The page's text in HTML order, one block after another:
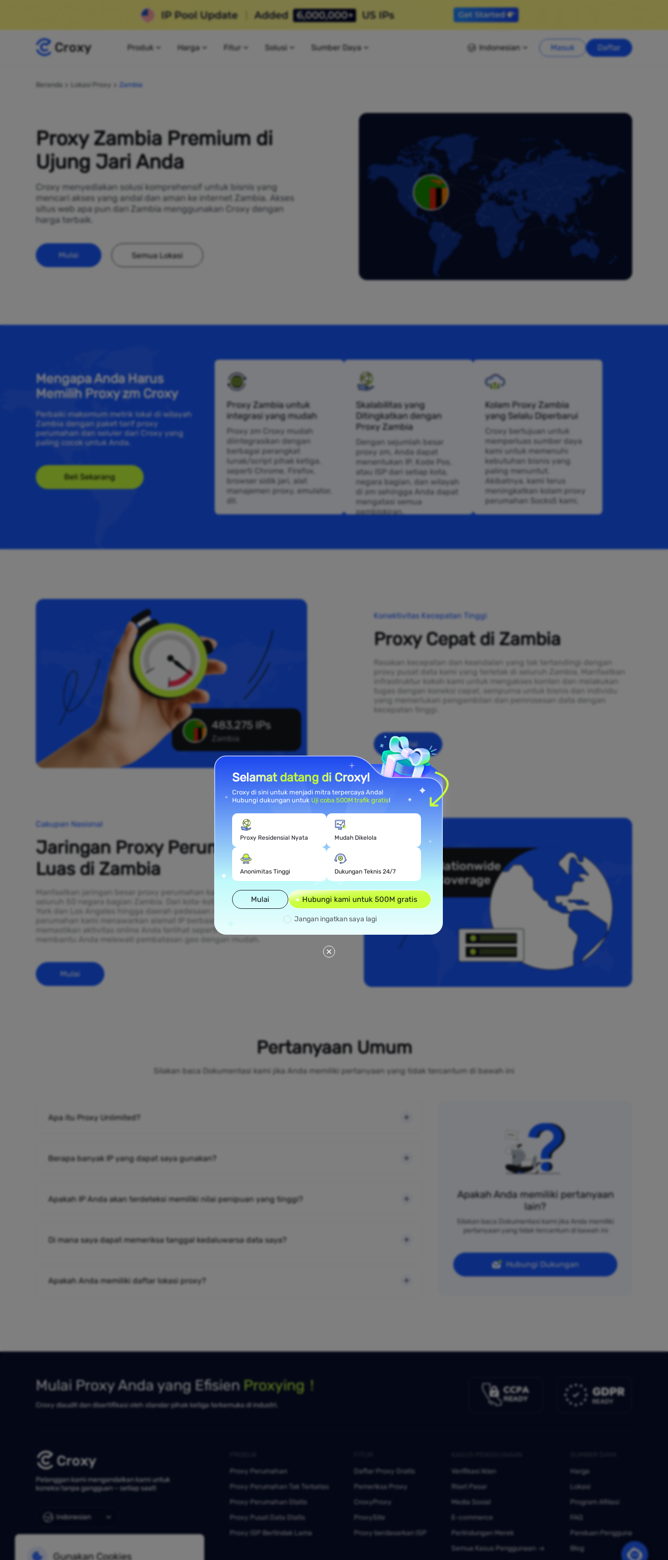
Produk Harga Fitur Solusi Sumber Daya Indonesian Masuk Daftar
Beranda Lokasi Proxy Zambia
Proxy Zambia Premium di
Ujung Jari Anda
Croxy menyediakan solusi komprehensif untuk bisnis yang
mencari akses yang andal dan aman ke internet Zambia. Akses
situs web apa pun dari Zambia menggunakan Croxy dengan
harga terbaik.
Mulai Semua Lokasi
Mengapa Anda Harus
Memilih Proxy zm Croxy
Perbaiki maksimum metrik lokal di wilayah
Zambia dengan paket tarif proxy
perumahan dan seluler dari Croxy yang
paling cocok untuk Anda.
Beli Sekarang
Proxy Zambia untuk
integrasi yang mudah
Proxy zm Croxy mudah
diintegrasikan dengan
berbagai perangkat
lunak/script pihak ketiga,
seperti Chrome, Firefox,
browser sidik jari, alat
manajemen proxy, emulator,
dll.
Skalabilitas yang
Ditingkatkan dengan
Proxy Zambia
Dengan sejumlah besar
proxy zm, Anda dapat
menentukan IP, Kode Pos,
atau ISP dari setiap kota,
negara bagian, dan wilayah
di zm sehingga Anda dapat
mengatasi semua
pemblokiran.
Kolam Proxy Zambia
yang Selalu Diperbarui
Croxy bertujuan untuk
memperluas sumber daya
kami untuk memenuhi
kebutuhan bisnis yang
paling menuntut.
Akibatnya, kami terus
meningkatkan kolam proxy
perumahan Socks5 kami.
483,275 IPs
Zambia
Konektivitas Kecepatan Tinggi
Proxy Cepat di Zambia
Rasakan kecepatan dan keandalan yang tak tertandingi dengan
proxy pusat data kami yang terletak di seluruh Zambia. Manfaatkan
infrastruktur kokoh kami untuk mengakses konten dan melakukan
tugas dengan koneksi cepat, sempurna untuk bisnis dan individu
yang memerlukan pengambilan dan pemrosesan data dengan
kecepatan tinggi.
Mulai
Cakupan Nasional
Jaringan Proxy Perumahan
Luas di Zambia
Manfaatkan jaringan besar proxy perumahan kami yang tersebar di
seluruh 50 negara bagian Zambia. Dari kota-kota besar seperti New
York dan Los Angeles hingga daerah pedesaan di Midwest, proxy
perumahan kami menawarkan alamat IP berbasis zm yang otentik,
memastikan aktivitas online Anda terlihat seperti pengguna lokal dan
membantu Anda melewati pembatasan geo dengan mudah.
Mulai
Pertanyaan Umum
Silakan baca Dokumentasi kami jika Anda memiliki pertanyaan yang tidak tercantum di bawah ini
Apa itu Proxy Unlimited?
Berapa banyak IP yang dapat saya gunakan?
Apakah IP Anda akan terdeteksi memiliki nilai penipuan yang tinggi?
Di mana saya dapat memeriksa tanggal kedaluwarsa data saya?
Apakah Anda memiliki daftar lokasi proxy?
Apakah Anda memiliki pertanyaan
lain?
Silakan baca Dokumentasi kami jika Anda memiliki
pertanyaan yang tidak tercantum di bawah ini
Hubungi Dukungan
Mulai Proxy Anda yang Efisien Proxying！
Croxy diaudit dan disertifikasi oleh standar pihak ketiga terkemuka di industri.
Pelanggan kami mengandalkan kami untuk
koneksi tanpa gangguan – setiap saat!
Indonesian
Proxy Perumahan
Proxy Perumahan Tak Terbatas
Proxy Perumahan Statis
Proxy Pusat Data Statis
Proxy ISP Bertindak Lama
Daftar Proxy Gratis
Pemeriksa Proxy
CroxyProxy
ProxySite
Proxy berdasarkan ISP
Verifikasi Iklan
Riset Pasar
Media Sosial
E-commerce
Perlindungan Merek
Semua Kasus Penggunaan
Harga
Lokasi
Program Afiliasi
FAQ
Panduan Pengguna
Blog
Gunakan Cookies
Selamat datang di Croxy!
Croxy di sini untuk menjadi mitra terpercaya Anda!
Hubungi dukungan untuk Uji coba 500M trafik gratis!
Proxy Residensial Nyata Mudah Dikelola
Anonimitas Tinggi Dukungan Teknis 24/7
Mulai Hubungi kami untuk 500M gratis
Jangan ingatkan saya lagi